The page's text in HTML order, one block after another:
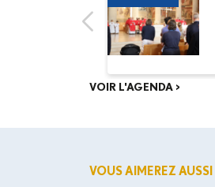
VOIR L'AGENDA >
VOUS AIMEREZ AUSSI